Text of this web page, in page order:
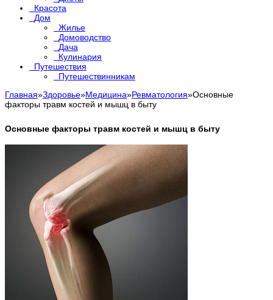
Красота
Дом
Жилье
Домоводство
Дача
Кулинария
Путешествия
Путешествинникам
Главная»Здоровье»Медицина»Ревматология»Основные
факторы травм костей и мышц в быту
Основные факторы травм костей и мышц в быту